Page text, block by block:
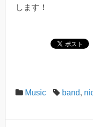
します！
Music band,